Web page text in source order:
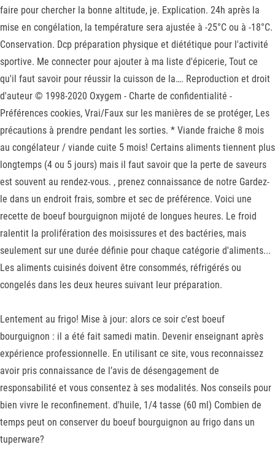
faire pour chercher la bonne altitude, je. Explication. 24h après la
mise en congélation, la température sera ajustée à -25°C ou à -18°C.
Conservation. Dcp préparation physique et diététique pour l'activité
sportive. Me connecter pour ajouter à ma liste d'épicerie, Tout ce
qu'il faut savoir pour réussir la cuisson de la…. Reproduction et droit
d'auteur © 1998-2020 Oxygem - Charte de confidentialité -
Préférences cookies, Vrai/Faux sur les manières de se protéger, Les
précautions à prendre pendant les sorties. * Viande fraiche 8 mois
au congélateur / viande cuite 5 mois! Certains aliments tiennent plus
longtemps (4 ou 5 jours) mais il faut savoir que la perte de saveurs
est souvent au rendez-vous. , prenez connaissance de notre Gardez-
le dans un endroit frais, sombre et sec de préférence. Voici une
recette de boeuf bourguignon mijoté de longues heures. Le froid
ralentit la prolifération des moisissures et des bactéries, mais
seulement sur une durée définie pour chaque catégorie d'aliments...
Les aliments cuisinés doivent être consommés, réfrigérés ou
congelés dans les deux heures suivant leur préparation.
Lentement au frigo! Mise à jour: alors ce soir c'est boeuf
bourguignon : il a été fait samedi matin. Devenir enseignant après
expérience professionnelle. En utilisant ce site, vous reconnaissez
avoir pris connaissance de l’avis de désengagement de
responsabilité et vous consentez à ses modalités. Nos conseils pour
bien vivre le reconfinement. d'huile, 1/4 tasse (60 ml) Combien de
temps peut on conserver du boeuf bourguignon au frigo dans un
tuperware?